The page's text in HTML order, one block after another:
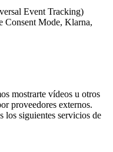
Event Tracking)
Consent Mode, Klarna,
mostrarte vídeos u otros
proveedores externos.
los siguientes servicios de